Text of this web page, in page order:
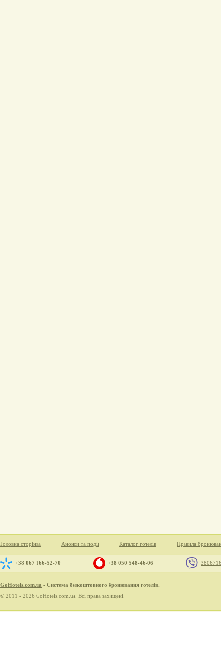
Головна сторінка Анонси та події Каталог готелів Правила
+38 067 166-52-70 +38 050 548-46-06
GoHotels.com.ua - Система безкоштовного бронювання готелів.
© 2011 - 2026 GoHotels.com.ua. Всі права захищені.